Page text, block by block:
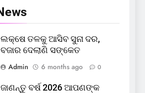
ଲକ୍ଷେ ତଳକୁ ଆସିବ ସୁନା ଦର,
ବଜାର ଦେଲାଣି ସଙ୍କେତ
Admin
6 months ago 0
ଜାଣନ୍ତୁ ବର୍ଷ 2026 ଆପଣଙ୍କ